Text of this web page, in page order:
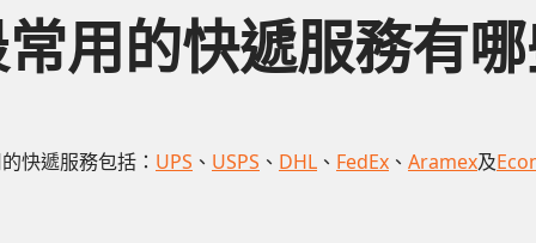
用的快遞服務有哪
快遞服務包括： UPS 、 USPS 、 DHL 、 FedEx 、 Aramex及